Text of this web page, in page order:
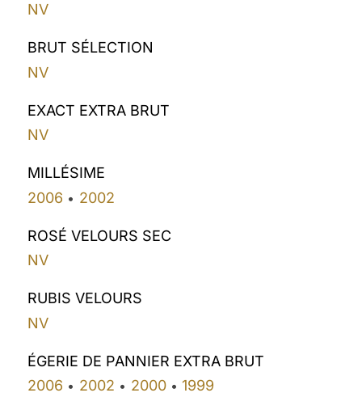
NV
BRUT SÉLECTION
NV
EXACT EXTRA BRUT
NV
MILLÉSIME
2006 • 2002
ROSÉ VELOURS SEC
NV
RUBIS VELOURS
NV
ÉGERIE DE PANNIER EXTRA BRUT
2006 • 2002 • 2000• 1999